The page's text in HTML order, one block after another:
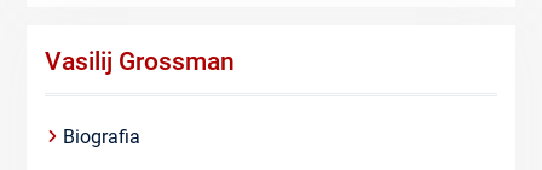
Vasilij Grossman
Biografia